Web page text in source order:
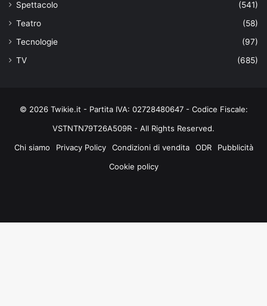
Spettacolo
(541)
Teatro
(58)
Tecnologie
(97)
TV
(685)
© 2026 Twikie.it - Partita IVA: 02728480647 - Codice Fiscale:
VSTNTN79T26A509R - All Rights Reserved.
Chi siamo
Privacy Policy Condizioni di vendita ODR
Pubblicità
Cookie policy
Tube